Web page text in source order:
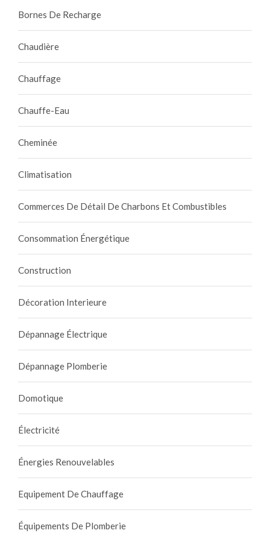
Bornes De Recharge
Chaudière
Chauffage
Chauffe-Eau
Cheminée
Climatisation
Commerces De Détail De Charbons Et Combustibles
Consommation Énergétique
Construction
Décoration Interieure
Dépannage Électrique
Dépannage Plomberie
Domotique
Électricité
Énergies Renouvelables
Equipement De Chauffage
Équipements De Plomberie